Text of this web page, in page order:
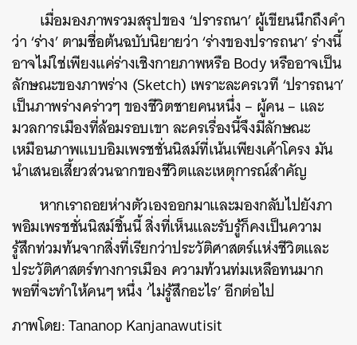
เมื่อมองภาพรวมสรุปของ ‘ปรารถนา’ ผู้เขียนนึกถึงคำ
ว่า ‘ร่าง’ ตามชื่อต้นฉบับนิยายว่า ‘ร่างของปรารถนา’ ร่างนี้
อาจไม่ใช่เพียงแค่ร่างเชิงกายภาพหรือ Body หรืออาจเป็น
ลักษณะของภาพร่าง (Sketch) เพราะละครเวที ‘ปรารถนา’
เป็นภาพร่างคร่าวๆ ของชีวิตชายคนหนึ่ง – ผู้คน – และ
มวลการเมืองที่ล้อมรอบเขา ละครเรื่องนี้จึงมีลักษณะ
เหมือนภาพแบบอิมเพรชชั่นนิสม์ที่เน้นเพียงเค้าโครง มัน
นำเสนอเสี้ยวส่วนฉากของชีวิตและเหตุการณ์สำคัญ
หากเราถอยห่างตัวเองออกมาและมองกลับไปยังภา
พอิมเพรชชั่นนิสม์ชิ้นนี้ สิ่งที่เห็นและรับรู้ก็คงเป็นความ
รู้สึกท่วมท้นจากสิ่งที่เรียกว่าประวัติศาสตร์แห่งชีวิตและ
ประวัติศาสตร์ทางการเมือง ความท้วนท่มเหลือทนมาก
พอที่จะทำให้คนๆ หนึ่ง ‘ไม่รู้สึกอะไร’ อีกต่อไป
ภาพโดย: Tananop Kanjanawutisit